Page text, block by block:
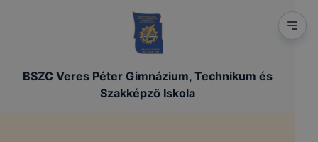
BSZC Veres Péter Gimnázium, Technikum és
Szakképző Iskola